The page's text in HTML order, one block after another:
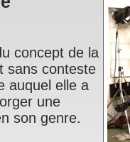
concept de la
sans conteste
auquel elle a
une
son genre.